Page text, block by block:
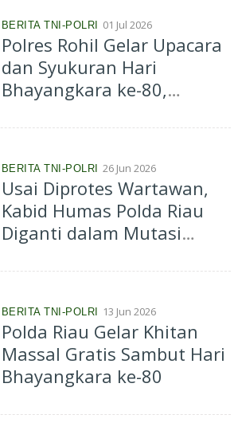
BERITA TNI-POLRI 01 Jul 2026
Polres Rohil Gelar Upacara
dan Syukuran Hari
Bhayangkara ke-80,
untuk Masyarakat”
BERITA TNI-POLRI 26 Jun 2026
Usai Diprotes Wartawan,
Kabid Humas Polda Riau
Diganti dalam Mutasi
Kapolres Ikut Bergeser, Ini
BERITA TNI-POLRI 13 Jun 2026
Polda Riau Gelar Khitan
Massal Gratis Sambut Hari
Bhayangkara ke-80